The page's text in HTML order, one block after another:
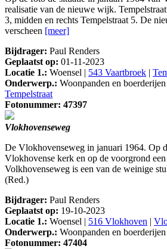
realisatie van de nieuwe wijk.
3, midden en rechts Tempelstraat 5. De
verscheen [meer]
Bijdrager: Paul Renders
Geplaatst op: 01-11-2023
Locatie 1.: Woensel | 543 Vaartbroek |
Onderwerp.: Woonpanden en boerderijen
Tempelstraat
Fotonummer: 47397
Vlokhovenseweg
De Vlokhovenseweg in januari 1964. Op
Vlokhovense kerk en op de voorgrond
Volkhovenseweg is een van de weinige
(Red.)
Bijdrager: Paul Renders
Geplaatst op: 19-10-2023
Locatie 1.: Woensel | 516 Vlokhoven |
Onderwerp.: Woonpanden en boerderijen
Fotonummer: 47404